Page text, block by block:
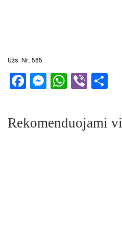
Užs. Nr. 585
Facebook
Messenger
Viber
Rekomenduojami